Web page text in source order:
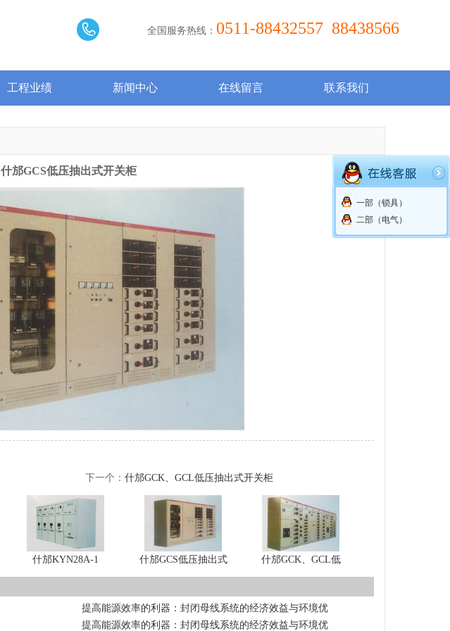
全国服务热线： 0511-88432557 88438566
工程业绩 新闻中心 在线留言 联系我们
一部（锁具）
二部（电气）
什邡GCS低压抽出式开关柜
下一个： 什邡GCK、GCL低压抽出式开关柜
什邡KYN28A-1 什邡GCS低压抽出式 什邡GCK、GCL低
提高能源效率的利器：封闭母线系统的经济效益与环境优
提高能源效率的利器：封闭母线系统的经济效益与环境优